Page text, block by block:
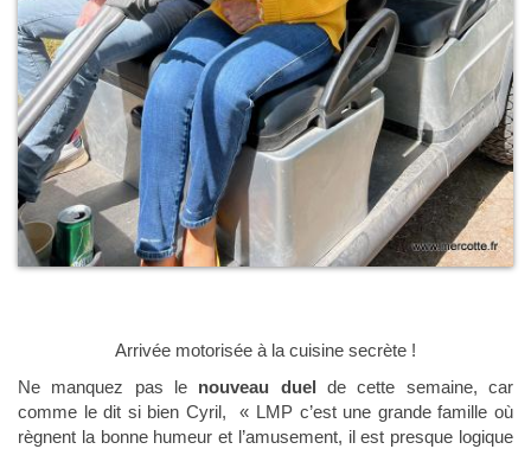
Arrivée motorisée à la cuisine secrète !
Ne manquez pas le nouveau duel de cette semaine, car
comme le dit si bien Cyril, « LMP c’est une grande famille où
règnent la bonne humeur et l’amusement, il est presque logique